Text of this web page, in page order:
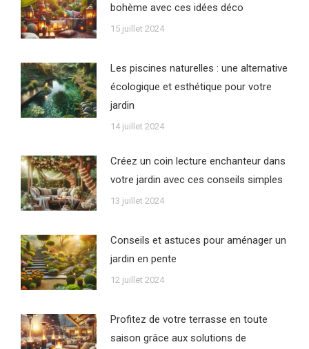
bohème avec ces idées déco
15 juillet 2024
Les piscines naturelles : une alternative
écologique et esthétique pour votre
jardin
14 juillet 2024
Créez un coin lecture enchanteur dans
votre jardin avec ces conseils simples
13 juillet 2024
Conseils et astuces pour aménager un
jardin en pente
12 juillet 2024
Profitez de votre terrasse en toute
saison grâce aux solutions de